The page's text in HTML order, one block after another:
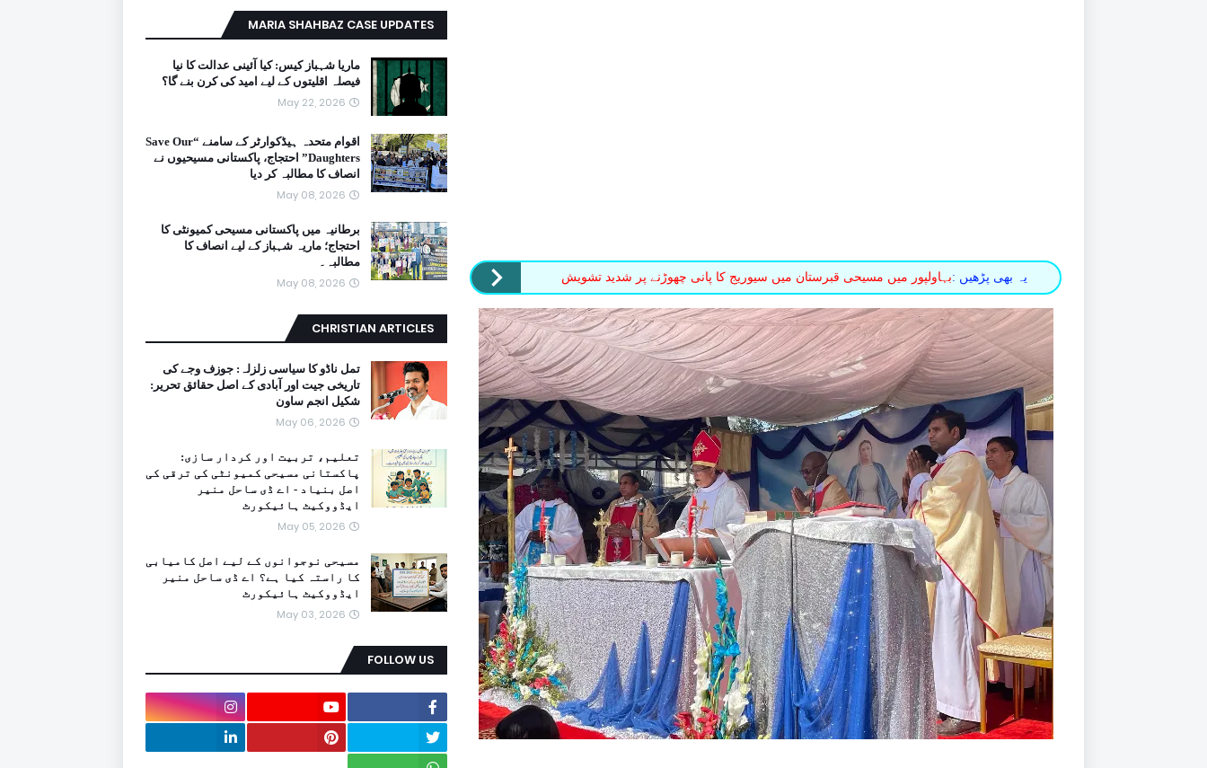
یہ بھی پڑھیں :بہاولپور میں مسیحی قبرستان میں سیوریج کا پانی چھوڑنے پر شدید تشویش
MARIA SHAHBAZ CASE UPDATES
ماریا شہباز کیس: کیا آئینی عدالت کا نیا
فیصلہ اقلیتوں کے لیے امید کی کرن بنے گا؟
May 22, 2026
اقوام متحدہ ہیڈکوارٹر کے سامنے “Save Our
Daughters” احتجاج، پاکستانی مسیحیوں نے
انصاف کا مطالبہ کر دیا
May 08, 2026
برطانیہ میں پاکستانی مسیحی کمیونٹی کا
احتجاج؛ ماریہ شہباز کے لیے انصاف کا
مطالبہ۔
May 08, 2026
CHRISTIAN ARTICLES
تمل ناڈو کا سیاسی زلزلہ: جوزف وجے کی
تاریخی جیت اور آبادی کے اصل حقائق تحریر:
شکیل انجم ساون
May 06, 2026
تعلیم، تربیت اور کردار سازی:
پاکستانی مسیحی کمیونٹی کی ترقی کی
اصل بنیاد - اے ڈی ساحل منیر
ایڈووکیٹ ہائیکورٹ
May 05, 2026
مسیحی نوجوانوں کے لیے اصل کامیابی
کا راستہ کیا ہے؟ اے ڈی ساحل منیر
ایڈووکیٹ ہائیکورٹ
May 03, 2026
FOLLOW US